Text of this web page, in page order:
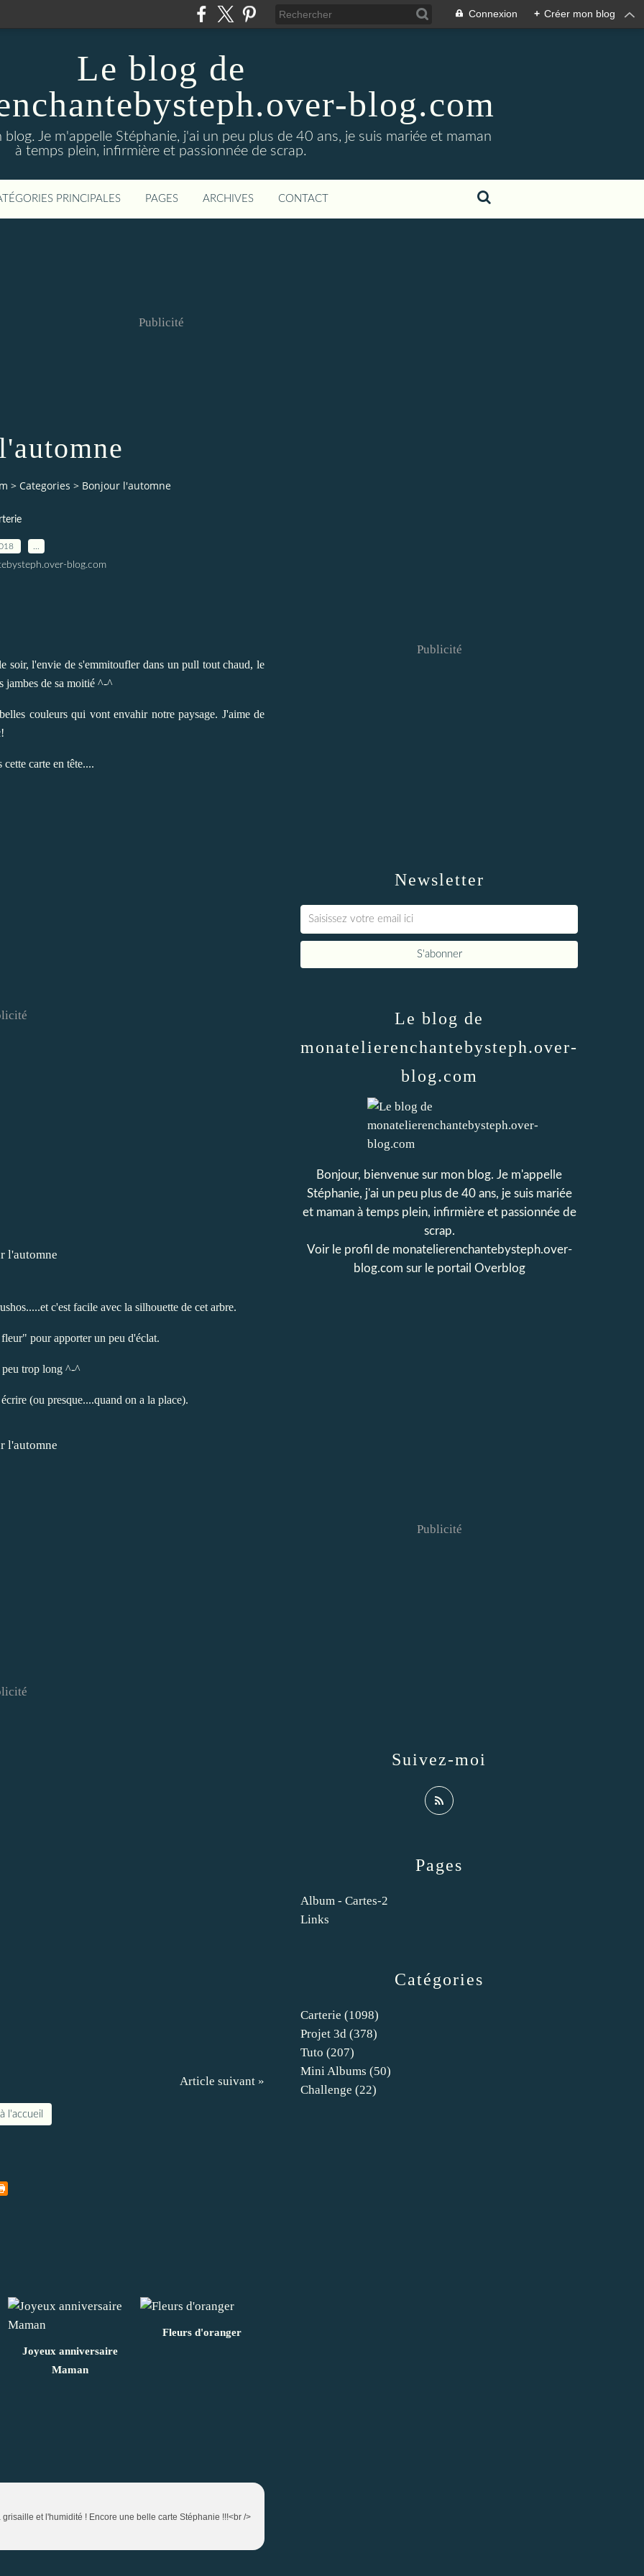
Connexion + Créer mon blog
Le blog de
blog.com
Je m'appelle Stéphanie, j'ai un peu plus de 40 ans, je suis mariée et maman
à temps plein, infirmière et passionnée de scrap.
PRINCIPALES PAGES ARCHIVES CONTACT
Publicité
> Categories > Bonjour l'automne
blog.com
soir, l'envie de s'emmitoufler dans un pull tout chaud, le
jambes de sa moitié ^-^
couleurs qui vont envahir notre paysage. J'aime de
carte en tête....
c'est facile avec la silhouette de cet arbre.
pour apporter un peu d'éclat.
trop long ^-^
(ou presque....quand on a la place).
Article suivant »
l'accueil
Joyeux anniversaire
Maman
Fleurs d'oranger
et l'humidité ! Encore une belle carte Stéphanie !!!<br />
Newsletter
Publicité
Catégories
Carterie (1098)
Projet 3d (378)
Tuto (207)
Mini Albums (50)
Challenge (22)
Pages
Album - Cartes-2
Links
Le blog de
monatelierenchantebysteph.over-
blog.com
Bonjour, bienvenue sur mon blog. Je m'appelle
Stéphanie, j'ai un peu plus de 40 ans, je suis mariée
et maman à temps plein, infirmière et passionnée de
scrap.
Voir le profil de monatelierenchantebysteph.over-
blog.com sur le portail Overblog
Suivez-moi
Publicité